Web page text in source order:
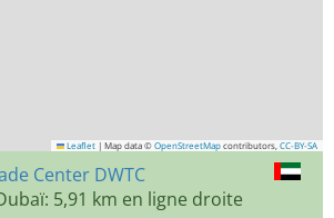
Leaflet | Map data © OpenStreetMap contributors, CC-BY-SA
Center DWTC
5,91 km en ligne droite